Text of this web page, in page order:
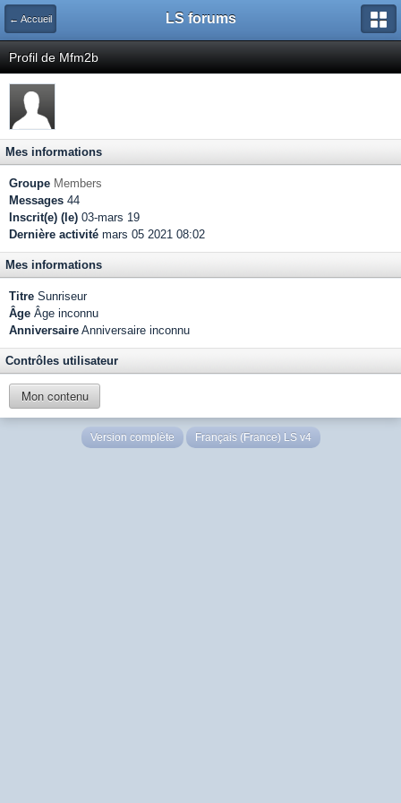
← Accueil LS forums
Profil de Mfm2b
Mes informations
Groupe Members
Messages 44
Inscrit(e) (le) 03-mars 19
Dernière activité mars 05 2021 08:02
Mes informations
Titre Sunriseur
Âge Âge inconnu
Anniversaire Anniversaire inconnu
Contrôles utilisateur
Mon contenu
Version complète Français (France) LS v4